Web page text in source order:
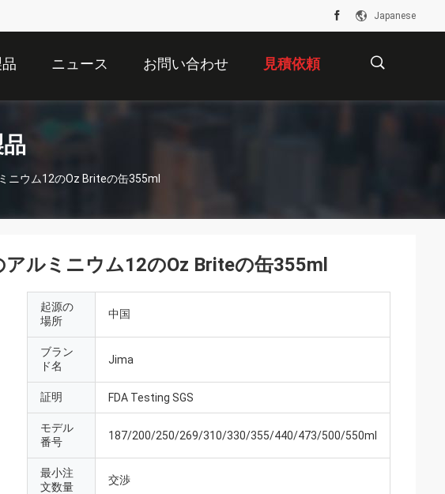
Japanese
ニュース お問い合わせ 見積依頼
ニウム12のOz Briteの缶355ml
ルミニウム12のOz Briteの缶355ml
起源の
場所
中国
ブラン
ド名
Jima
証明 FDA Testing SGS
モデル
番号
187/200/250/269/310/330/355/440/473/500/550ml
最小注
文数量
交渉